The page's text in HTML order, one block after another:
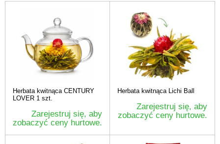
Herbata kwitnąca CENTURY
LOVER 1 szt.
Zarejestruj się, aby
zobaczyć ceny hurtowe.
Herbata kwitnąca Lichi Ball
Zarejestruj się, aby
zobaczyć ceny hurtowe.